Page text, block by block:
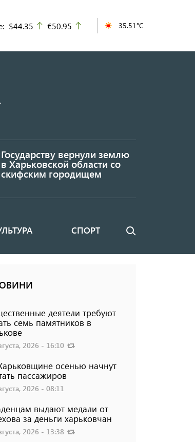
$44.35 up
€50.95 35.51°C
Государству вернули землю
в Харьковской области со
скифским городищем
СПОРТ Поиск
деятели требуют
семь памятников в
2026 - 16:10
осенью начнут
пассажиров
2026 - 08:11
выдают медали от
за деньги харьковчан
2026 - 13:38